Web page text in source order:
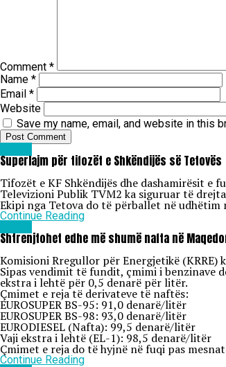
Comment *
Name *
Email *
Website
Save my name, email, and website in this
Superlajm për tifozët e Shkëndijës së Tetovës
Tifozët e KF Shkëndijës dhe dashamirësit e
Televizioni Publik TVM2 ka siguruar të
Ekipi nga Tetova do të përballet në
Continue Reading
Shtrenjtohet edhe më shumë nafta në
Komisioni Rregullor për Energjetikë
Sipas vendimit të fundit, çmimi i benzinave
ekstra i lehtë për 0,5 denarë për litër.
Çmimet e reja të derivateve të naftës:
EUROSUPER BS-95: 91,0 denarë/litër
EUROSUPER BS-98: 93,0 denarë/litër
EURODIESEL (Nafta): 99,5 denarë/litër
Vaji ekstra i lehtë (EL-1): 98,5 denarë/litër
Çmimet e reja do të hyjnë në fuqi pas
Continue Reading